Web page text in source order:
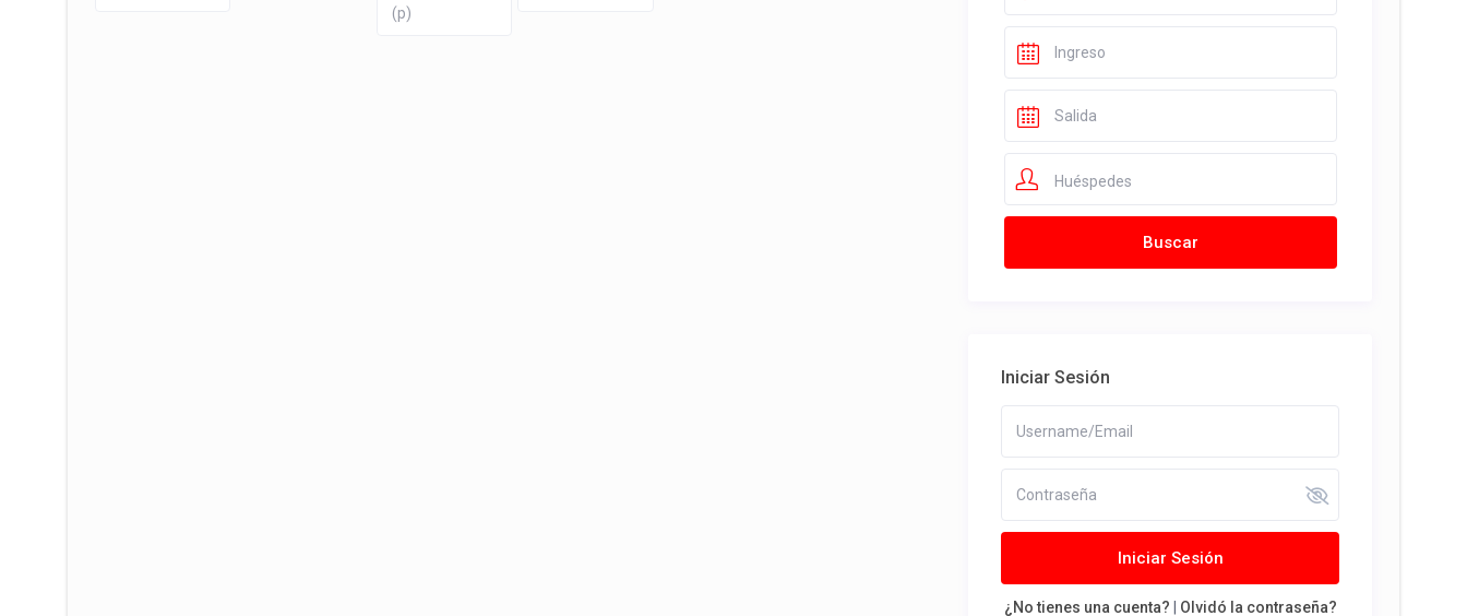
(p)
Huéspedes
Iniciar Sesión
Iniciar Sesión
¿No tienes una cuenta? Olvidó la contraseña?